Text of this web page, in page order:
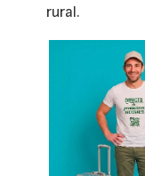
rural.